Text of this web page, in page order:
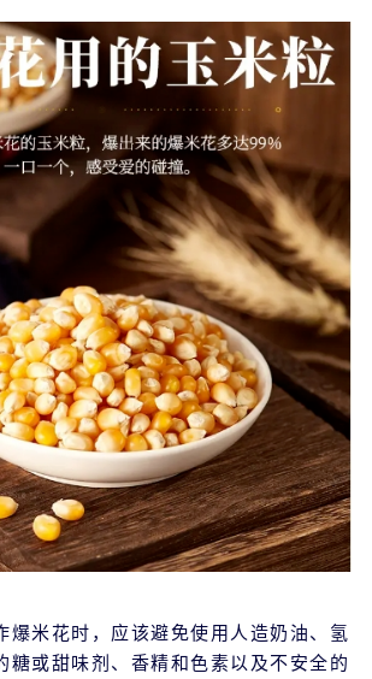
爆米花时，应该避免使用人造奶油、氢
糖或甜味剂、香精和色素以及不安全的